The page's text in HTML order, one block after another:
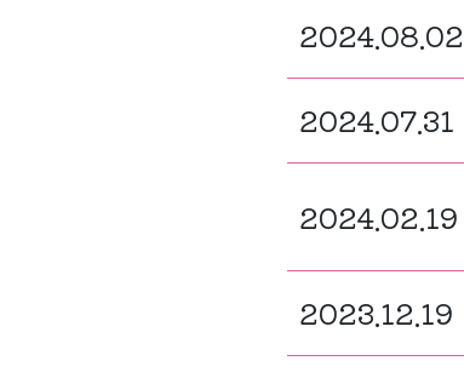
2024.08.02
2024.07.31
2024.02.19
2023.12.19